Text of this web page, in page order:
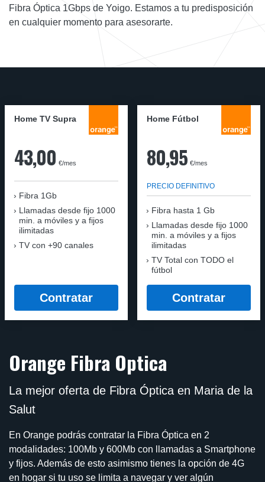
Fibra Óptica 1Gbps de Yoigo. Estamos a tu predisposición
en cualquier momento para asesorarte.
Home TV Supra
43,00 €/mes
Fibra 1Gb
Llamadas desde fijo 1000
min. a móviles y a fijos
ilimitadas
TV con +90 canales
Contratar
Home Fútbol
80,95 €/mes
PRECIO DEFINITIVO
Fibra hasta 1 Gb
Llamadas desde fijo 1000
min. a móviles y a fijos
ilimitadas
TV Total con TODO el
fútbol
Contratar
Orange Fibra Optica
La mejor oferta de Fibra Óptica en Maria de la
Salut
En Orange podrás contratar la Fibra Óptica en 2
modalidades: 100Mb y 600Mb con llamadas a Smartphone
y fijos. Además de esto asimismo tienes la opción de 4G
en hogar si tu uso se limita a navegar y ver algún